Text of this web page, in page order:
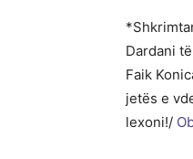
Dardani
Faik
jetës e
lexoni!/